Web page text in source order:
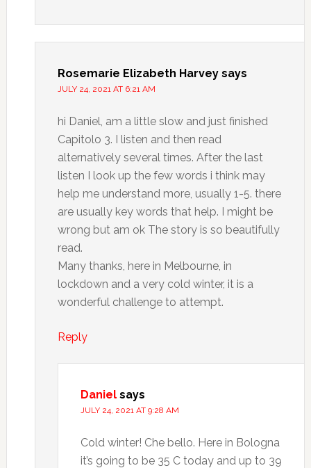
Rosemarie Elizabeth Harvey says
JULY 24, 2021 AT 6:21 AM
hi Daniel, am a little slow and just finished
Capitolo 3. I listen and then read
alternatively several times. After the last
listen I look up the few words i think may
help me understand more, usually 1-5. there
are usually key words that help. I might be
wrong but am ok The story is so beautifully
read.
Many thanks, here in Melbourne, in
lockdown and a very cold winter, it is a
wonderful challenge to attempt.
Reply
Daniel says
JULY 24, 2021 AT 9:28 AM
Cold winter! Che bello. Here in Bologna
it’s going to be 35 C today and up to 39